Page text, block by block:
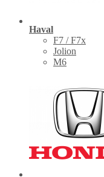
Haval
F7 / F7x
Jolion
M6